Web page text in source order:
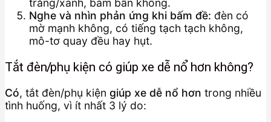
trắng/xanh, bám bẩn không.
Nghe và nhìn phản ứng khi bấm đề: đèn có
mờ mạnh không, có tiếng tạch tạch không,
mô-tơ quay đều hay hụt.
Tắt đèn/phụ kiện có giúp xe dễ nổ hơn không?
Có, tắt đèn/phụ kiện giúp xe dễ nổ hơn trong nhiều
tình huống, vì ít nhất 3 lý do: